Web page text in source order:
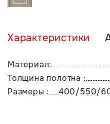
Характеристики
Материал:
Толщина полотна :
Размеры :
400/550/